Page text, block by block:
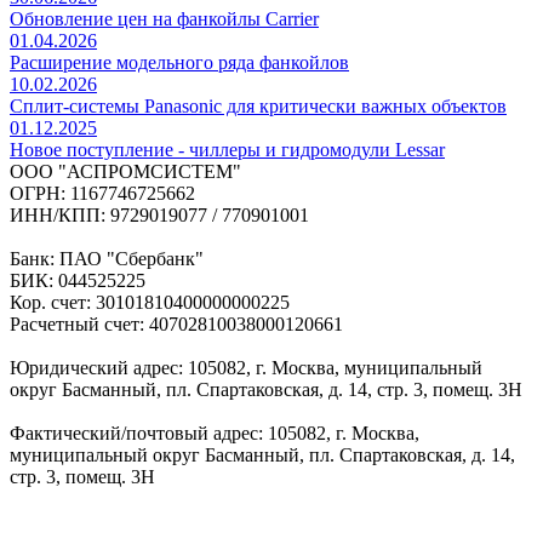
Обновление цен на фанкойлы Carrier
01.04.2026
Расширение модельного ряда фанкойлов
10.02.2026
Сплит-системы Panasonic для критически важных объектов
01.12.2025
Новое поступление - чиллеры и гидромодули Lessar
ООО "АСПРОМСИСТЕМ"
ОГРН: 1167746725662
ИНН/КПП: 9729019077 / 770901001
Банк: ПАО "Сбербанк"
БИК: 044525225
Кор. счет: 30101810400000000225
Расчетный счет: 40702810038000120661
Юридический адрес: 105082, г. Москва, муниципальный
округ Басманный, пл. Спартаковская, д. 14, стр. 3, помещ. 3Н
Фактический/почтовый адрес: 105082, г. Москва,
муниципальный округ Басманный, пл. Спартаковская, д. 14,
стр. 3, помещ. 3Н